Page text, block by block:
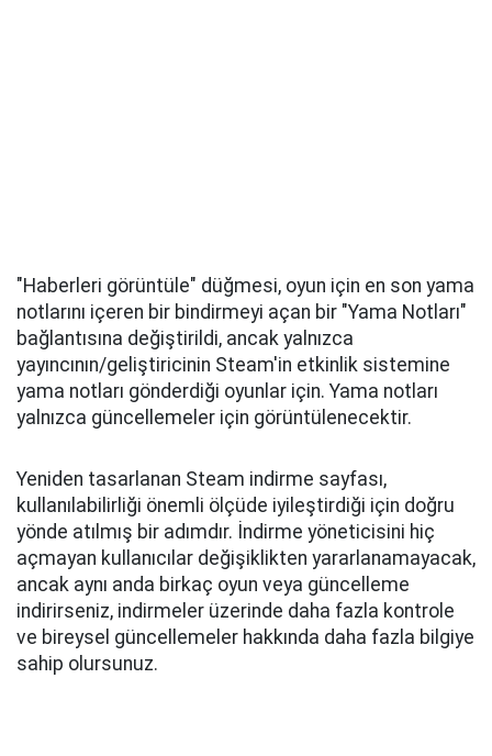
"Haberleri görüntüle" düğmesi, oyun için en son yama
notlarını içeren bir bindirmeyi açan bir "Yama Notları"
bağlantısına değiştirildi, ancak yalnızca
yayıncının/geliştiricinin Steam'in etkinlik sistemine
yama notları gönderdiği oyunlar için. Yama notları
yalnızca güncellemeler için görüntülenecektir.
Yeniden tasarlanan Steam indirme sayfası,
kullanılabilirliği önemli ölçüde iyileştirdiği için doğru
yönde atılmış bir adımdır. İndirme yöneticisini hiç
açmayan kullanıcılar değişiklikten yararlanamayacak,
ancak aynı anda birkaç oyun veya güncelleme
indirirseniz, indirmeler üzerinde daha fazla kontrole
ve bireysel güncellemeler hakkında daha fazla bilgiye
sahip olursunuz.